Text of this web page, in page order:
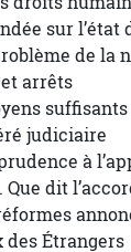
sur l’état
de la
arrêts
judiciaire
à
dit
des Étrangers